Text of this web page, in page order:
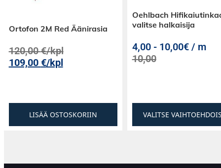
Ortofon 2M Red Äänirasia
120,00€/kpl
109,00 €/kpl
LISÄÄ OSTOSKORIIN
Oehlbach
valitse halkaisija
4,00- 10,00€ / m
10,00
VALITSE